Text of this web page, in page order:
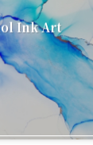
Ink Art